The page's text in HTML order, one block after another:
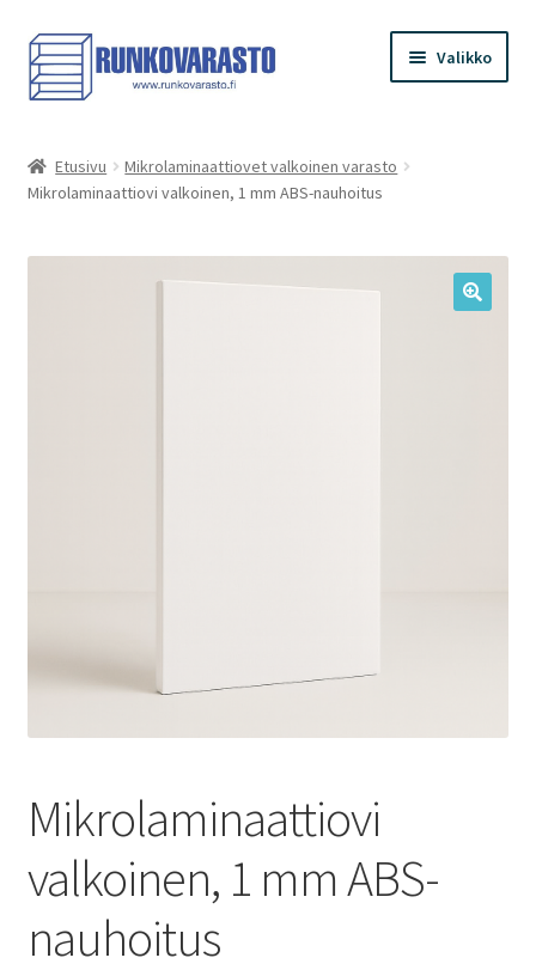
Siirry
navigointiin
Siirry
sisältöön
Valikko
Kauppa
Ostoskori
Etusivu
Mikrolaminaattiovet valkoinen varasto
Mikrolaminaattiovi valkoinen, 1 mm ABS-nauhoitus
Mikrolaminaattiovi
valkoinen, 1 mm ABS-
nauhoitus